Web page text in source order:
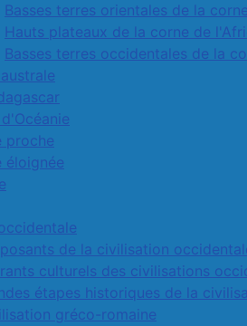
Basses terres orientales de la
Hauts plateaux de la corne de
Basses terres occidentales de la
proche
éloignée
de la civilisation
culturels des civilisations
étapes historiques de la
gréco-romaine